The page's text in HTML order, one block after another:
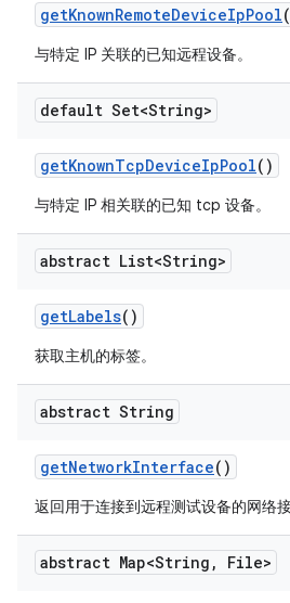
getKnownRemoteDeviceIpPool
与特定 IP 关联的已知远程设备。
default Set<String>
getKnownTcpDeviceIpPool()
与特定 IP 相关联的已知 tcp 设备。
abstract List<String>
getLabels()
获取主机的标签。
abstract String
getNetworkInterface()
返回用于连接到远程测试设备的网络接
abstract Map<String , File>